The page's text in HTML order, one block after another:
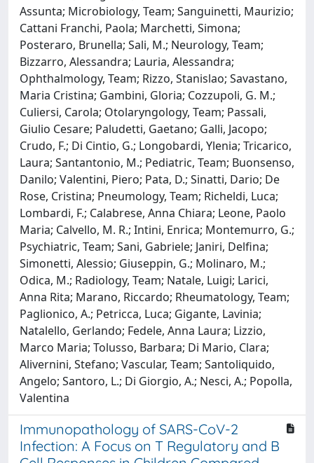
Assunta; Microbiology, Team; Sanguinetti, Maurizio;
Cattani Franchi, Paola; Marchetti, Simona;
Posteraro, Brunella; Sali, M.; Neurology, Team;
Bizzarro, Alessandra; Lauria, Alessandra;
Ophthalmology, Team; Rizzo, Stanislao; Savastano,
Maria Cristina; Gambini, Gloria; Cozzupoli, G. M.;
Culiersi, Carola; Otolaryngology, Team; Passali,
Giulio Cesare; Paludetti, Gaetano; Galli, Jacopo;
Crudo, F.; Di Cintio, G.; Longobardi, Ylenia; Tricarico,
Laura; Santantonio, M.; Pediatric, Team; Buonsenso,
Danilo; Valentini, Piero; Pata, D.; Sinatti, Dario; De
Rose, Cristina; Pneumology, Team; Richeldi, Luca;
Lombardi, F.; Calabrese, Anna Chiara; Leone, Paolo
Maria; Calvello, M. R.; Intini, Enrica; Montemurro, G.;
Psychiatric, Team; Sani, Gabriele; Janiri, Delfina;
Simonetti, Alessio; Giuseppin, G.; Molinaro, M.;
Odica, M.; Radiology, Team; Natale, Luigi; Larici,
Anna Rita; Marano, Riccardo; Rheumatology, Team;
Paglionico, A.; Petricca, Luca; Gigante, Lavinia;
Natalello, Gerlando; Fedele, Anna Laura; Lizzio,
Marco Maria; Tolusso, Barbara; Di Mario, Clara;
Alivernini, Stefano; Vascular, Team; Santoliquido,
Angelo; Santoro, L.; Di Giorgio, A.; Nesci, A.; Popolla,
Valentina
Immunopathology of SARS-CoV-2
Infection: A Focus on T Regulatory and B